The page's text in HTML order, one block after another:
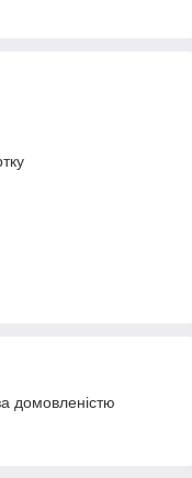
домовленістю